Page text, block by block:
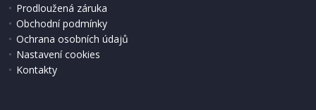
1 839 Kč
Prodloužená záruka
Obchodní podmínky
Ochrana osobních údajů
Nastavení cookies
Kontakty